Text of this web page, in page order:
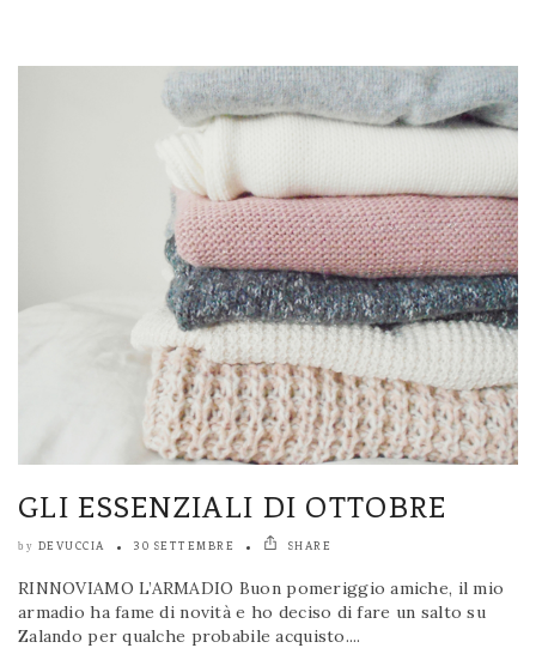
GLI ESSENZIALI DI OTTOBRE
by DEVUCCIA 30 SETTEMBRE SHARE
RINNOVIAMO L’ARMADIO Buon pomeriggio amiche, il mio
armadio ha fame di novità e ho deciso di fare un salto su
Zalando per qualche probabile acquisto....